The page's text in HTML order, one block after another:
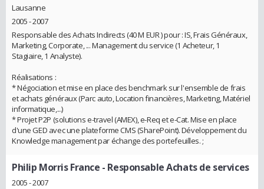
Lausanne
2005 - 2007
Responsable des Achats Indirects (40 M EUR ) pour : IS, Frais Généraux,
Marketing, Corporate, ... Management du service (1 Acheteur, 1
Stagiaire, 1 Analyste).
Réalisations :
* Négociation et mise en place des benchmark sur l'ensemble de frais
et achats généraux (Parc auto, Location financières, Marketing, Matériel
informatique,...)
* Projet P2P (solutions e-travel (AMEX), e-Req et e-Cat. Mise en place
d'une GED avec une plateforme CMS (SharePoint). Développement du
Knowledge management par échange des portefeuilles. ;
Philip Morris France - Responsable Achats de services
2005 - 2007